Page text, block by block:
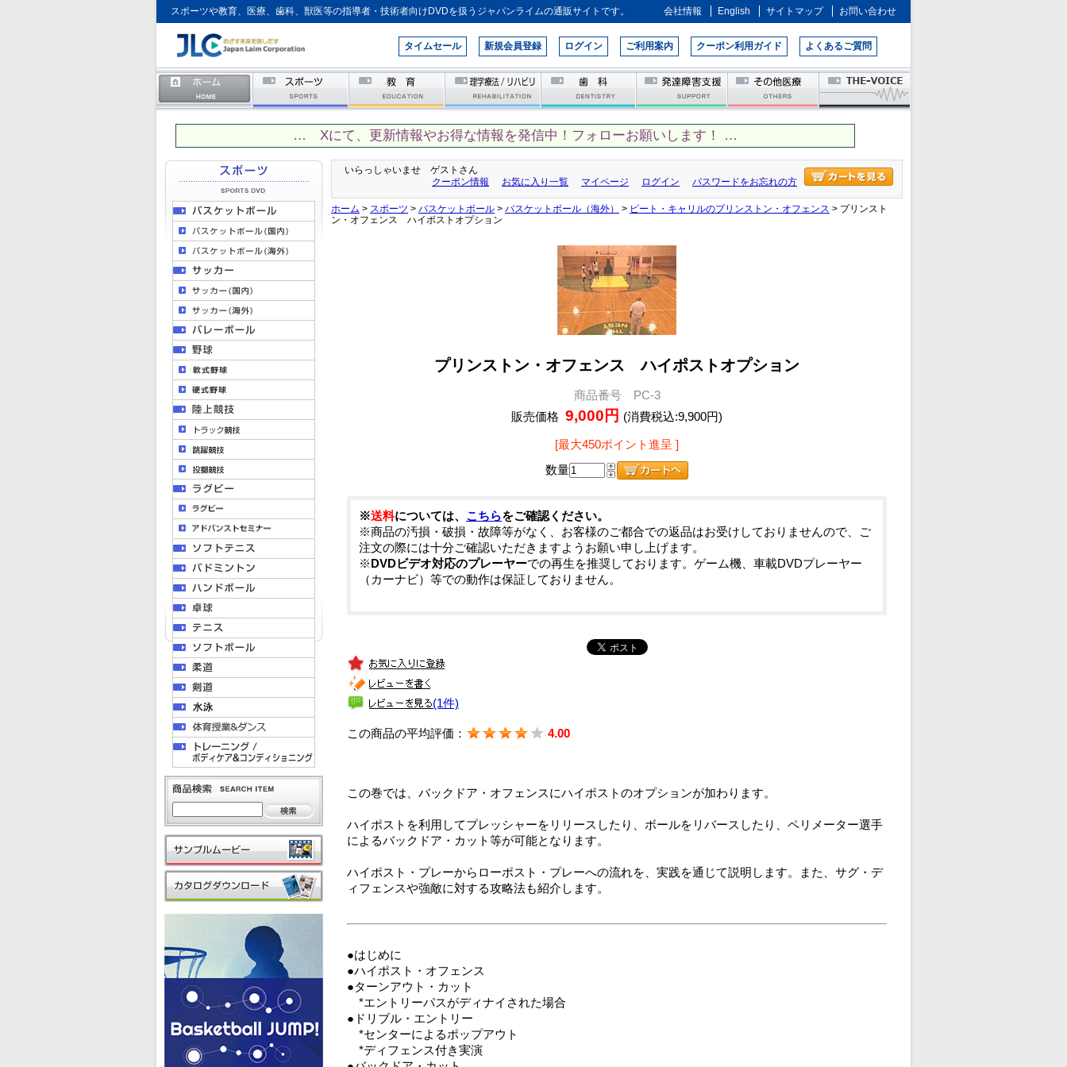
スポーツや教育、医療、歯科、獣医等の指導者・技術者向けDVDを扱うジャパンライムの通販サイトです。 会社情報 English サイトマップ お問い合わせ
タイムセール 新規会員登録 ログイン ご利用案内 クーポン利用ガイド よくあるご質問
… Xにて、更新情報やお得な情報を発信中！フォローお願いします！ …
いらっしゃいませ ゲストさん
クーポン情報
お気に入り一覧 マイページ ログイン パスワードをお忘れの方
ホーム > スポーツ > バスケットボール > バスケットボール（海外） > ピート・キャリルのプリンストン・オフェンス > プリンスト
ン・オフェンス ハイポストオプション
プリンストン・オフェンス ハイポストオプション
商品番号 PC-3
販売価格 9,000円 (消費税込:9,900円)
[最大450ポイント進呈 ]
数量
※送料については、 こちらをご確認ください。
※商品の汚損・破損・故障等がなく、お客様のご都合での返品はお受けしておりませんので、ご
注文の際には十分ご確認いただきますようお願い申し上げます。
※DVDビデオ対応のプレーヤーでの再生を推奨しております。ゲーム機、車載DVDプレーヤー
（カーナビ）等での動作は保証しておりません。
(1件)
この商品の平均評価： 4.00
この巻では、バックドア・オフェンスにハイポストのオプションが加わります。
ハイポストを利用してプレッシャーをリリースしたり、ボールをリバースしたり、ペリメーター選手
によるバックドア・カット等が可能となります。
ハイポスト・プレーからローポスト・プレーへの流れを、実践を通じて説明します。また、サグ・デ
ィフェンスや強敵に対する攻略法も紹介します。
●はじめに
●ハイポスト・オフェンス
●ターンアウト・カット
*エントリーパスがディナイされた場合
●ドリブル・エントリー
*センターによるポップアウト
*ディフェンス付き実演